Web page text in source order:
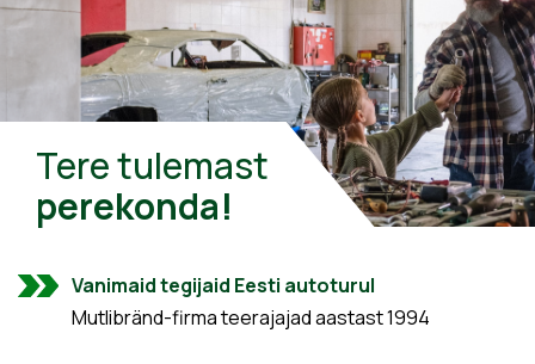
Tere tulemast
perekonda!
Vanimaid tegijaid Eesti autoturul
Mutlibränd-firma teerajajad aastast 1994